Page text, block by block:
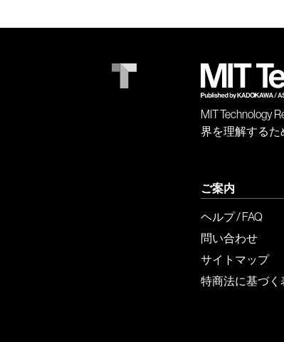
MIT Technology
界を理解するた
ご案内
ヘルプ / FAQ
問い合わせ
サイトマップ
特商法に基づく